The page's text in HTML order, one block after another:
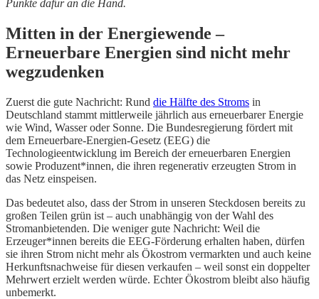
Punkte dafür an die Hand.
Mitten in der Energiewende –
Erneuerbare Energien sind nicht mehr
wegzudenken
Zuerst die gute Nachricht: Rund die Hälfte des Stroms in
Deutschland stammt mittlerweile jährlich aus erneuerbarer Energie
wie Wind, Wasser oder Sonne. Die Bundesregierung fördert mit
dem Erneuerbare-Energien-Gesetz (EEG) die
Technologieentwicklung im Bereich der erneuerbaren Energien
sowie Produzent*innen, die ihren regenerativ erzeugten Strom in
das Netz einspeisen.
Das bedeutet also, dass der Strom in unseren Steckdosen bereits zu
großen Teilen grün ist – auch unabhängig von der Wahl des
Stromanbietenden. Die weniger gute Nachricht: Weil die
Erzeuger*innen bereits die EEG-Förderung erhalten haben, dürfen
sie ihren Strom nicht mehr als Ökostrom vermarkten und auch keine
Herkunftsnachweise für diesen verkaufen – weil sonst ein doppelter
Mehrwert erzielt werden würde. Echter Ökostrom bleibt also häufig
unbemerkt.